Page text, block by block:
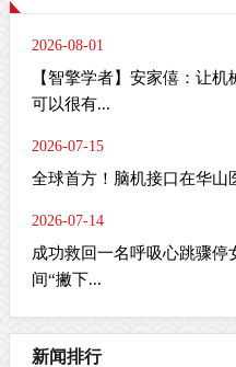
2026-08-01
【智擎学者】安家僖：让
可以很有...
2026-07-15
全球首方！脑机接口在华山
2026-07-14
成功救回一名呼吸心跳骤停
间“撇下...
新闻排行